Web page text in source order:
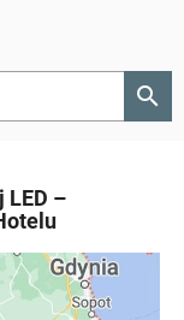
search
LED –